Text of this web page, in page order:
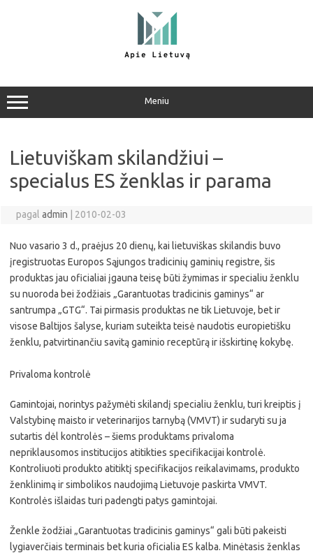
Meniu
Lietuviškam skilandžiui –
specialus ES ženklas ir parama
pagal admin 2010-02-03
Nuo vasario 3 d., praėjus 20 dienų, kai lietuviškas skilandis buvo
įregistruotas Europos Sąjungos tradicinių gaminių registre, šis
produktas jau oficialiai įgauna teisę būti žymimas ir specialiu ženklu
su nuoroda bei žodžiais „Garantuotas tradicinis gaminys“ ar
santrumpa „GTG“. Tai pirmasis produktas ne tik Lietuvoje, bet ir
visose Baltijos šalyse, kuriam suteikta teisė naudotis europietišku
ženklu, patvirtinančiu savitą gaminio receptūrą ir išskirtinę kokybę.
Privaloma kontrolė
Gamintojai, norintys pažymėti skilandį specialiu ženklu, turi kreiptis į
Valstybinę maisto ir veterinarijos tarnybą (VMVT) ir sudaryti su ja
sutartis dėl kontrolės – šiems produktams privaloma
nepriklausomos institucijos atitikties specifikacijai kontrolė.
Kontroliuoti produkto atitiktį specifikacijos reikalavimams, produkto
ženklinimą ir simbolikos naudojimą Lietuvoje paskirta VMVT.
Kontrolės išlaidas turi padengti patys gamintojai.
Ženkle žodžiai „Garantuotas tradicinis gaminys“ gali būti pakeisti
lygiaverčiais terminais bet kuria oficialia ES kalba. Minėtasis ženklas